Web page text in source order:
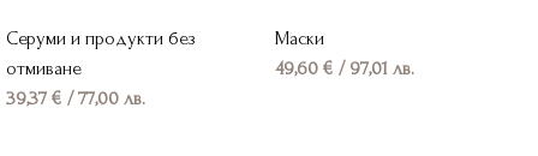
Серуми и продукти без
отмиване
39,37 € / 77,00 лв.
Маски
49,60 € / 97,01 лв.